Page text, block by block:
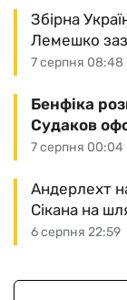
7 серпня 08:48
Збірна
Лемешко
7 серпня 00:04
Бенфіка
Судаков
6 серпня 22:59
Андерлехт
Сікана на